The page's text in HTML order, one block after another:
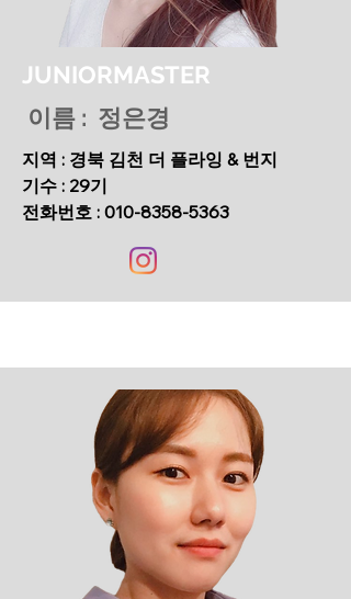
JUNIORMASTER
이름 : 정은경
지역 : 경북 김천 더 플라잉 & 번지
기수 : 29기
​전화번호 : 010-8358-5363